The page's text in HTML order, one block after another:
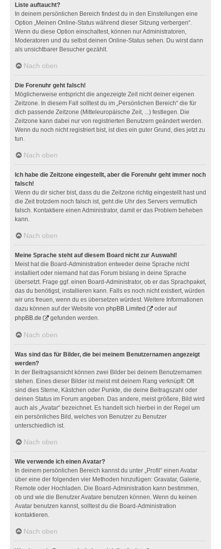
Liste auftaucht?
In deinem persönlichen Bereich findest du in den Einstellungen eine
Option „Meinen Online-Status während dieser Sitzung verbergen“.
Wenn du diese Option einschaltest, können nur Administratoren,
Moderatoren und du selbst deinen Online-Status sehen. Du wirst dann
als unsichtbarer Besucher gezählt.
Nach oben
Die Forenuhr geht falsch!
Möglicherweise entspricht die angezeigte Zeit nicht deiner eigenen
Zeitzone. In diesem Fall solltest du im „Persönlichen Bereich“ die für
dich passende Zeitzone (Mitteleuropäische Zeit, ...) festlegen. Die
Zeitzone kann dabei nur von registrierten Benutzern geändert werden.
Wenn du noch nicht registriert bist, ist dies ein guter Grund, dies jetzt zu
tun.
Nach oben
Ich habe die Zeitzone eingestellt, aber die Forenuhr geht immer noch
falsch!
Wenn du dir sicher bist, dass du die Zeitzone richtig eingestellt hast und
die Zeit trotzdem noch falsch ist, geht die Uhr des Servers vermutlich
falsch. Kontaktiere einen Administrator, damit er das Problem beheben
kann.
Nach oben
Meine Sprache steht auf diesem Board nicht zur Auswahl!
Meist hat die Board-Administration entweder deine Sprache nicht
installiert oder niemand hat das Forum bislang in deine Sprache
übersetzt. Frage ggf. einen Board-Administrator, ob er das Sprachpaket,
das du benötigst, installieren kann. Falls es noch nicht existiert, würden
wir uns freuen, wenn du es übersetzen würdest. Weitere Informationen
dazu können auf der Website von phpBB Limited
oder auf
phpBB.de
gefunden werden.
Nach oben
Was sind das für Bilder, die bei meinem Benutzernamen angezeigt
werden?
In der Beitragsansicht können zwei Bilder bei deinem Benutzernamen
stehen. Eines dieser Bilder ist meist mit deinem Rang verknüpft: Oft
sind dies Sterne, Kästchen oder Punkte, die deine Beitragszahl oder
deinen Status im Forum angeben. Das andere, meist größere, Bild wird
auch als „Avatar“ bezeichnet. Es handelt sich hierbei in der Regel um
ein persönliches Bild, welches von Benutzer zu Benutzer
unterschiedlich ist.
Nach oben
Wie verwende ich einen Avatar?
In deinem persönlichen Bereich kannst du unter „Profil“ einen Avatar
über eine der folgenden vier Methoden hinzufügen: Gravatar, Galerie,
Remote oder Hochladen. Die Board-Administration kann bestimmen,
ob und wie die Benutzer Avatare benutzen können. Wenn du keinen
Avatar benutzen kannst, solltest du die Board-Administration
kontaktieren.
Nach oben